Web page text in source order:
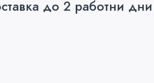
до 2 работни дни